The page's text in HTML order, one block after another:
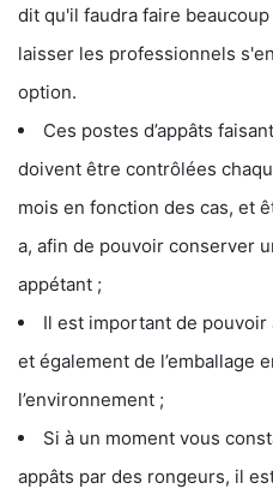
dit qu'il faudra faire
laisser les professionnels
option.
Ces postes d’appâts
doivent être contrôlées
mois en fonction des cas, et
a, afin de pouvoir conserver
appétant ;
Il est important de pouvoir
et également de l’emballage
l’environnement ;
Si à un moment vous
appâts par des rongeurs, il